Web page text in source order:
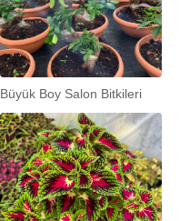
Büyük Boy Salon Bitkileri